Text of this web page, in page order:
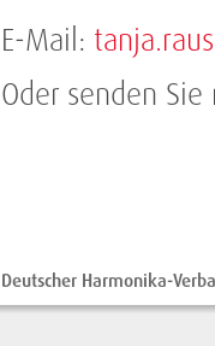
E-Mail:
Oder senden
Deutscher Harmonika-